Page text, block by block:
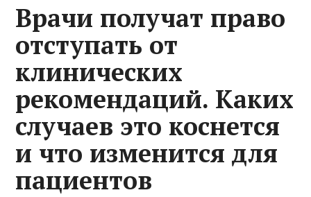
Врачи получат право
отступать от
клинических
рекомендаций. Каких
случаев это коснется
и что изменится для
пациентов